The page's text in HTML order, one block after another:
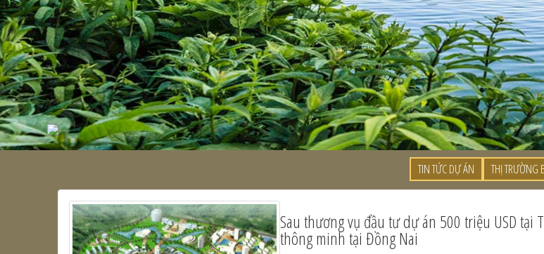
TIN TỨC DỰ ÁN THỊ TRƯỜNG
Sau thương vụ đầu tư dự án 500 triệu USD
thông minh tại Đồng Nai